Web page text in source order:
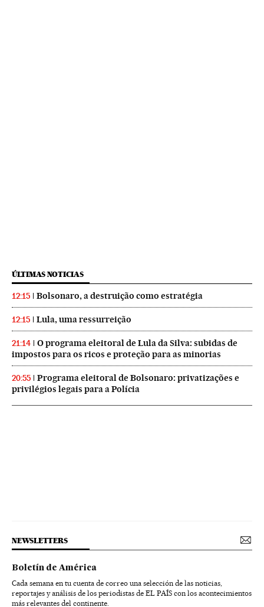
ÚLTIMAS NOTICIAS
12:15 Bolsonaro, a destruição como estratégia
12:15 Lula, uma ressurreição
21:14
O programa eleitoral de Lula da Silva: subidas de
impostos para os ricos e proteção para as minorias
20:55
Programa eleitoral de Bolsonaro: privatizações e
privilégios legais para a Polícia
NEWSLETTERS
Boletín de América
Cada semana en tu cuenta de correo una selección de las noticias,
reportajes y análisis de los periodistas de EL PAÍS con los acontecimientos
más relevantes del continente.